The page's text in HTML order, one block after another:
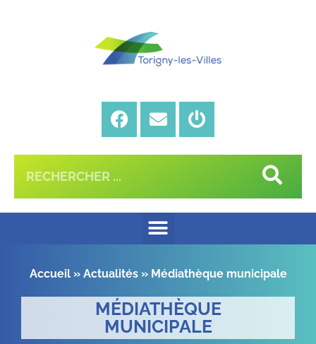
Accueil» Actualités» Médiathèque municipale
MÉDIATHÈQUE
MUNICIPALE